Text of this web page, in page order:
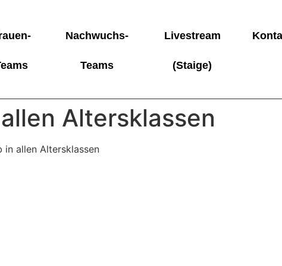
Nachwuchs-
Teams
Livestream
(Staige)
Altersklassen
in allen Altersklassen